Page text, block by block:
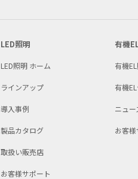
LED照明
LED照明 ホーム
ラインアップ
導入事例
製品カタログ
取扱い販売店
お客様サポート
有機
有機
有機
ニュー
お客様